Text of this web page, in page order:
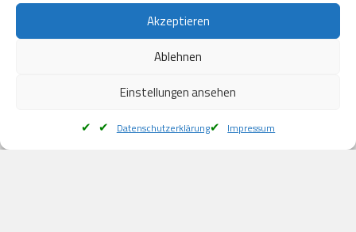
Akzeptieren
Ablehnen
Einstellungen ansehen
Datenschutzerklärung Impressum